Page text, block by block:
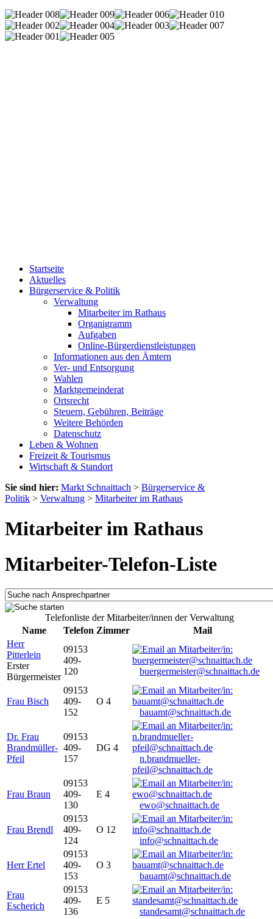
Startseite
Aktuelles
Bürgerservice & Politik
Verwaltung
Mitarbeiter im Rathaus
Organigramm
Aufgaben
Online-Bürgerdienstleistungen
Informationen aus den Ämtern
Ver- und Entsorgung
Wahlen
Marktgemeinderat
Ortsrecht
Steuern, Gebühren, Beiträge
Weitere Behörden
Datenschutz
Leben & Wohnen
Freizeit & Tourismus
Wirtschaft & Standort
Sie sind hier: Markt Schnaittach > Bürgerservice &
Politik > Verwaltung > Mitarbeiter im Rathaus
Mitarbeiter im Rathaus
Mitarbeiter-Telefon-Liste
Telefonliste der Mitarbeiter/innen der Verwaltung
Name
Telefon Zimmer
Mail
Herr
Pitterlein
Erster
Bürgermeister
09153
409-
120
buergermeister@schnaittach.de
Frau Bisch
09153
409-
152
O 4
bauamt@schnaittach.de
Dr. Frau
Brandmüller-
Pfeil
09153
409-
157
DG 4
n.brandmueller-
pfeil@schnaittach.de
Frau Braun
09153
409-
130
E 4
ewo@schnaittach.de
Frau Brendl
09153
409-
124
O 12
info@schnaittach.de
Herr Ertel
09153
409-
153
O 3
bauamt@schnaittach.de
Frau
Escherich
09153
409-
136
E 5
standesamt@schnaittach.de